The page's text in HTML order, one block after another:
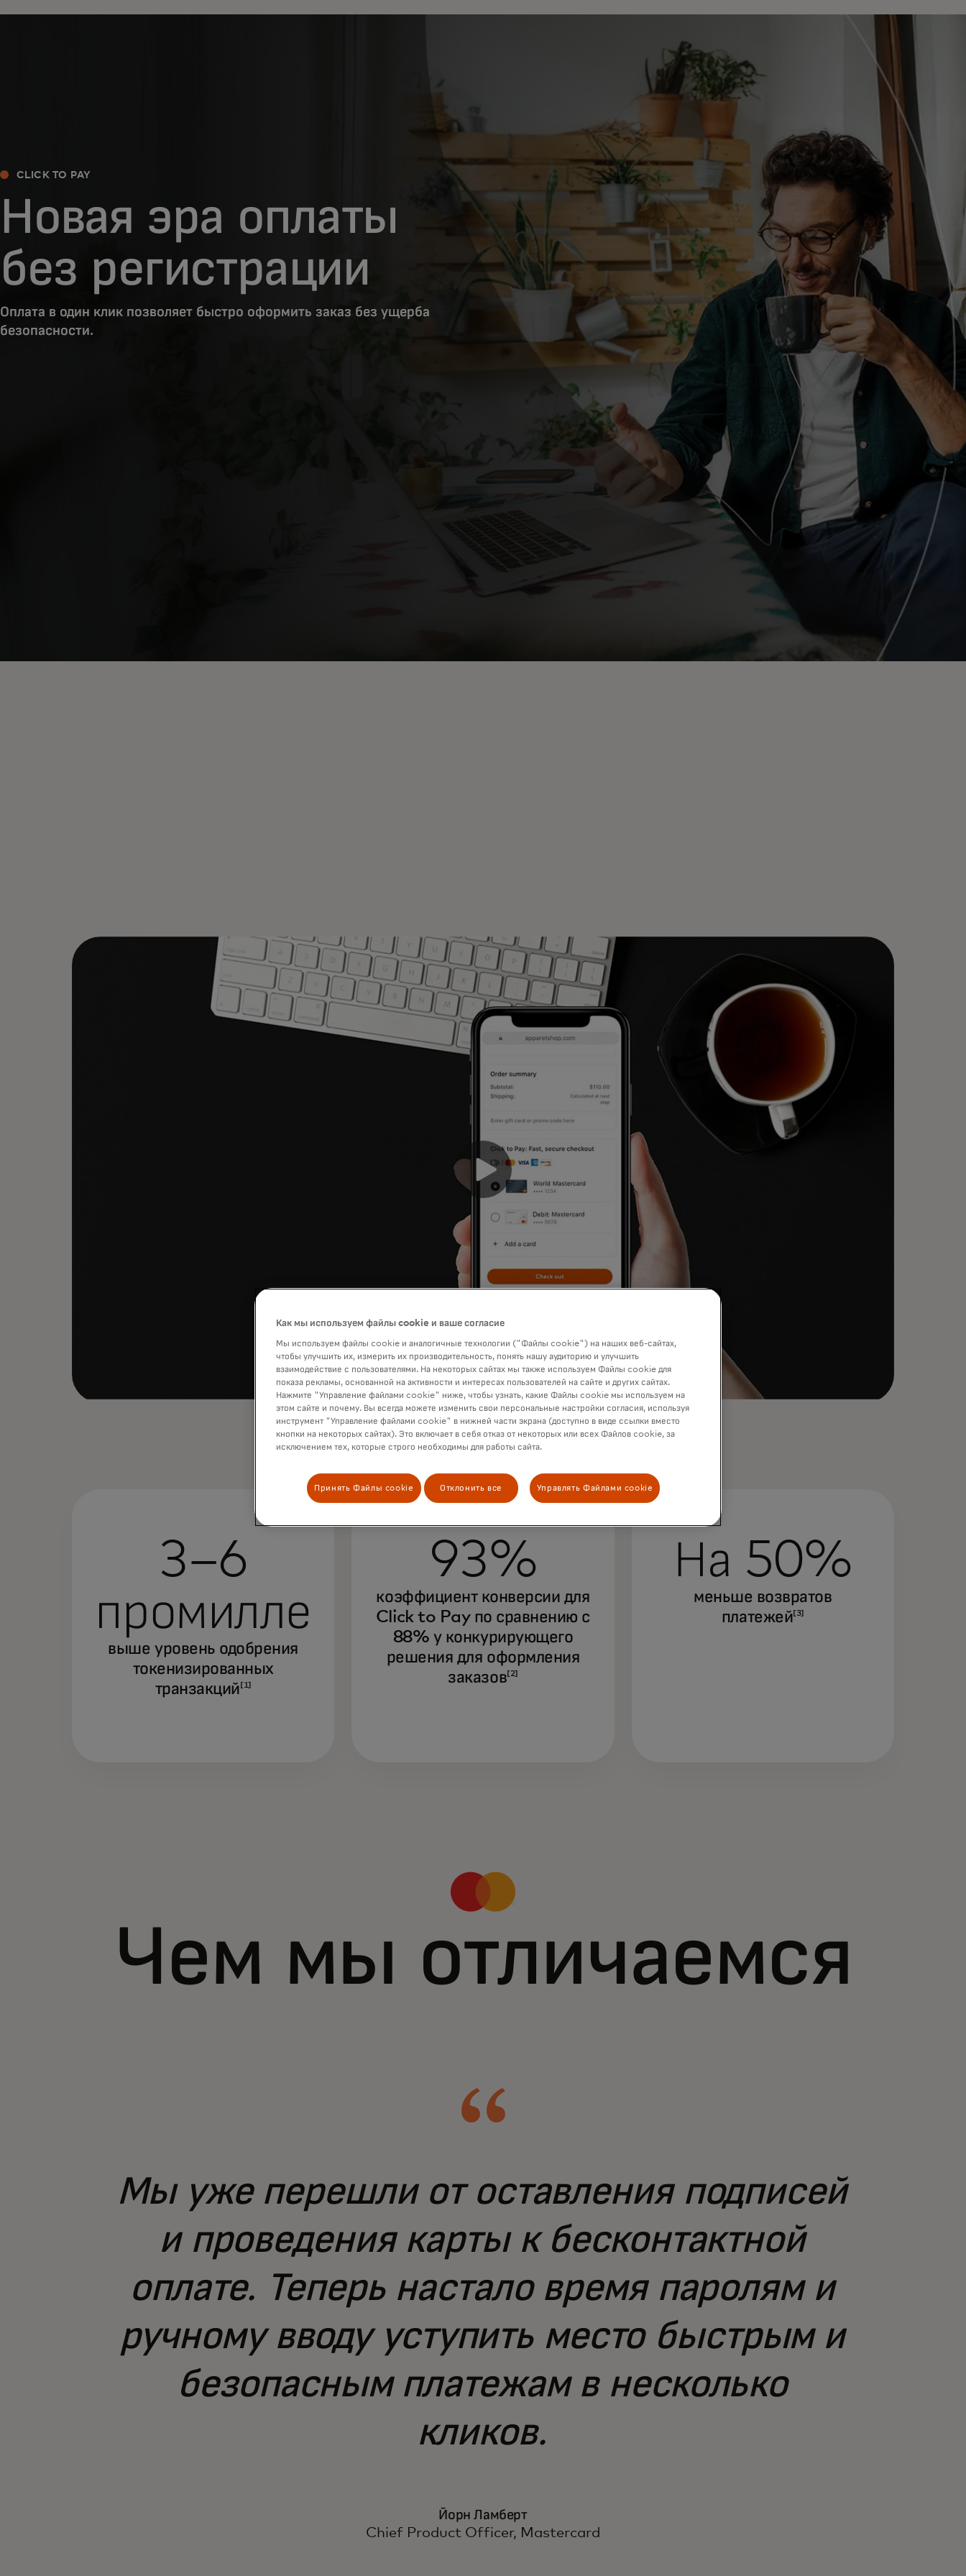
CLICK TO PAY
Новая эра оплаты
без регистрации
Оплата в один клик позволяет быстро оформить заказ без ущерба
безопасности.
Мы улучшаем цифровой процесс
оформления заказа, независимо от
того, где и как ваши клиенты
предпочитают оплачивать.
3–6
промилле
выше уровень одобрения
токенизированных
транзакций [1]
93%
коэффициент конверсии для
Click to Pay по сравнению с
88% у конкурирующего
решения для оформления
заказов[2]
На 50%
меньше возвратов
платежей[3]
Чем мы отличаемся
Мы уже перешли от оставления подписей
и проведения карты к бесконтактной
оплате. Теперь настало время паролям и
ручному вводу уступить место быстрым и
безопасным платежам в несколько
кликов.
Йорн Ламберт
Chief Product Officer, Mastercard
Как мы используем файлы cookie и ваше согласие
Мы используем файлы cookie и аналогичные технологии ("Файлы cookie") на наших веб-сайтах,
чтобы улучшить их, измерить их производительность, понять нашу аудиторию и улучшить
взаимодействие с пользователями. На некоторых сайтах мы также используем Файлы cookie для
показа рекламы, основанной на активности и интересах пользователей на сайте и других сайтах.
Нажмите "Управление файлами cookie" ниже, чтобы узнать, какие Файлы cookie мы используем на
этом сайте и почему. Вы всегда можете изменить свои персональные настройки согласия, используя
инструмент "Управление файлами cookie" в нижней части экрана (доступно в виде ссылки вместо
кнопки на некоторых сайтах). Это включает в себя отказ от некоторых или всех Файлов cookie, за
исключением тех, которые строго необходимы для работы сайта.
Принять Файлы cookie Отклонить все Управлять Файлами cookie